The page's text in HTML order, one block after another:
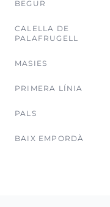
BEGUR
CALELLA DE
PALAFRUGELL
MASIES
PRIMERA LÍNIA
PALS
BAIX EMPORDÀ